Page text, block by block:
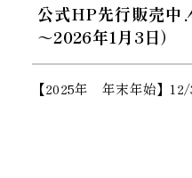
公式HP先行販売中
～2026年1月3日）
【2025年 年末年始】